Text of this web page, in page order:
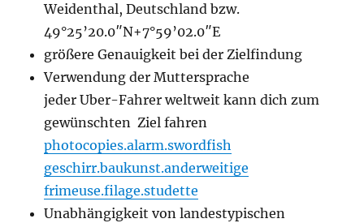
Weidenthal, Deutschland bzw.
49°25’20.0″N+7°59’02.0″E
größere Genauigkeit bei der Zielfindung
Verwendung der Muttersprache
jeder Uber-Fahrer weltweit kann dich zum
gewünschten Ziel fahren
photocopies.alarm.swordfish
geschirr.baukunst.anderweitige
frimeuse.filage.studette
Unabhängigkeit von landestypischen